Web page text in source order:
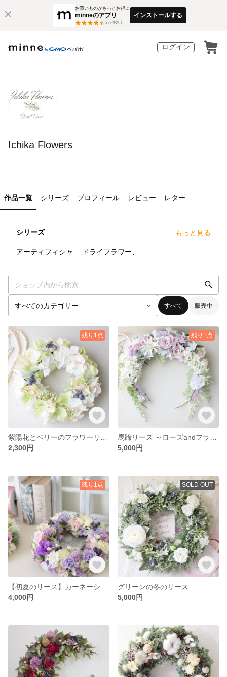
お買いものがもっとお得に
minneのアプリ
3万件以上
インストールする
ログイン
Ichika Flowers
作品一覧 シリーズ プロフィール レビュー レター
シリーズ もっと見る
すべて 販売中
残り1点
2,300円
残り1点
5,000円
残り1点
4,000円
SOLD OUT
グリーンの冬のリース
5,000円